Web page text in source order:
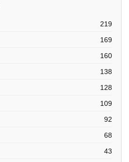
219
169
160
138
128
109
92
68
43